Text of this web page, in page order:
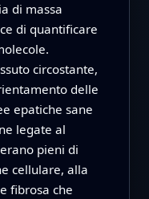
di massa
di quantificare
circostante,
delle
epatiche sane
legate al
pieni di
cellulare, alla
fibrosa che